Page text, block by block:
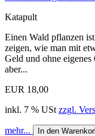
Katapult
Einen Wald pflanzen
zeigen, wie man mit
Geld und ohne
aber...
EUR 18,00
inkl. 7 % USt zzgl.
mehr... In den